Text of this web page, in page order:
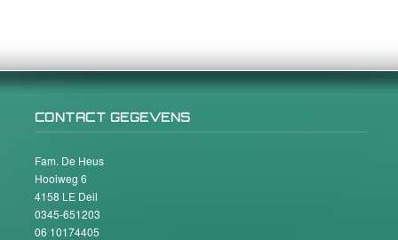
CONTACT GEGEVENS
Fam. De Heus
Hooiweg 6
4158 LE Deil
0345-651203
06 10174405